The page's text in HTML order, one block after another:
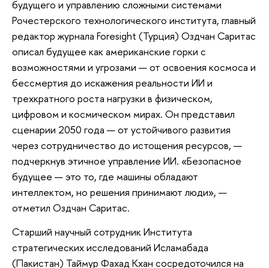
будущего и управлению сложными системами
Рочестерского технологического института, главный
редактор журнала Foresight (Турция) Оздчан Саритас
описал будущее как американские горки с
возможностями и угрозами — от освоения космоса и
бессмертия до искажения реальности ИИ и
трехкратного роста нагрузки в физическом,
цифровом и космическом мирах. Он представил
сценарии 2050 года — от устойчивого развития
через сотрудничество до истощения ресурсов, —
подчеркнув этичное управление ИИ. «Безопасное
будущее — это то, где машины обладают
интеллектом, но решения принимают люди», —
отметил Оздчан Саритас.
Старший научный сотрудник Института
стратегических исследований Исламабада
(Пакистан) Таймур Фахад Кхан сосредоточился на